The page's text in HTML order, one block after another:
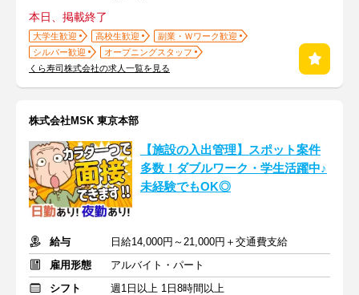
本日、掲載終了
大学生歓迎 高校生歓迎
副業・Ｗワーク歓迎
シルバー歓迎
オープニングスタッフ
くら寿司株式会社の求人一覧を見る
株式会社MSK 東京本部
【施設の入出管理】スポット案件
多数！ダブルワーク・学生活躍中♪
未経験でもOK◎
給与
日給14,000円～21,000円＋交通費支給
雇用形態
アルバイト・パート
シフト
週1日以上 1日8時間以上